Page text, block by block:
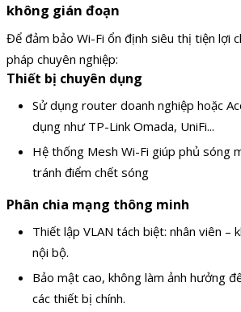
không gián đoạn
Để đảm bảo Wi-Fi ổn định siêu thị tiện lợi
pháp chuyên nghiệp:
Thiết bị chuyên dụng
Sử dụng router doanh nghiệp hoặc
dụng như TP-Link Omada, UniFi...
Hệ thống Mesh Wi-Fi giúp phủ sóng
tránh điểm chết sóng
Phân chia mạng thông minh
Thiết lập VLAN tách biệt: nhân viên –
nội bộ.
Bảo mật cao, không làm ảnh hưởng
các thiết bị chính.